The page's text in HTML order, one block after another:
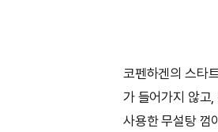
코펜하겐의 스타
가 들어가지 않고
사용한 무설탕 껌